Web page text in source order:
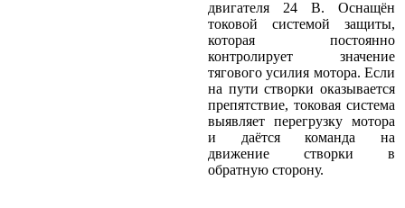
двигателя 24 В. Оснащён
токовой системой защиты,
которая постоянно
контролирует значение
тягового усилия мотора. Если
на пути створки оказывается
препятствие, токовая система
выявляет перегрузку мотора
и даётся команда на
движение створки в
обратную сторону.